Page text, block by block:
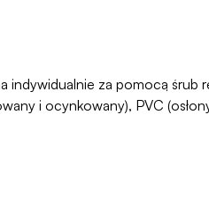
indywidualnie za pomocą śrub
i ocynkowany), PVC